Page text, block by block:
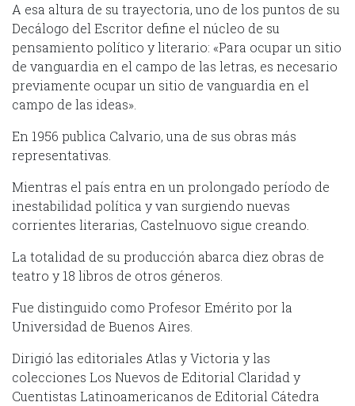
A esa altura de su trayectoria, uno de los puntos de su
Decálogo del Escritor define el núcleo de su
pensamiento político y literario: «Para ocupar un sitio
de vanguardia en el campo de las letras, es necesario
previamente ocupar un sitio de vanguardia en el
campo de las ideas».
En 1956 publica Calvario, una de sus obras más
representativas.
Mientras el país entra en un prolongado período de
inestabilidad política y van surgiendo nuevas
corrientes literarias, Castelnuovo sigue creando.
La totalidad de su producción abarca diez obras de
teatro y 18 libros de otros géneros.
Fue distinguido como Profesor Emérito por la
Universidad de Buenos Aires.
Dirigió las editoriales Atlas y Victoria y las
colecciones Los Nuevos de Editorial Claridad y
Cuentistas Latinoamericanos de Editorial Cátedra